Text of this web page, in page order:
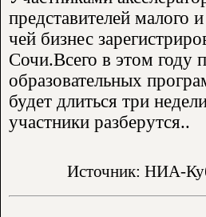
представителей малого
чей бизнес
Сочи.Всего в этом году
образовательных
будет длиться три
участники разберутся..
Источник: НИА-